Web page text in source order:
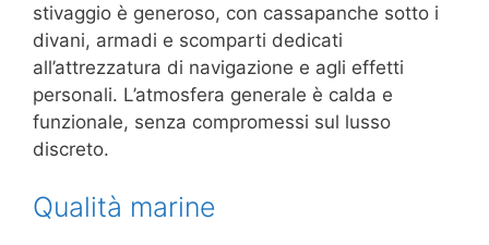
stivaggio è generoso, con cassapanche sotto i
divani, armadi e scomparti dedicati
all’attrezzatura di navigazione e agli effetti
personali. L’atmosfera generale è calda e
funzionale, senza compromessi sul lusso
discreto.
Qualità marine